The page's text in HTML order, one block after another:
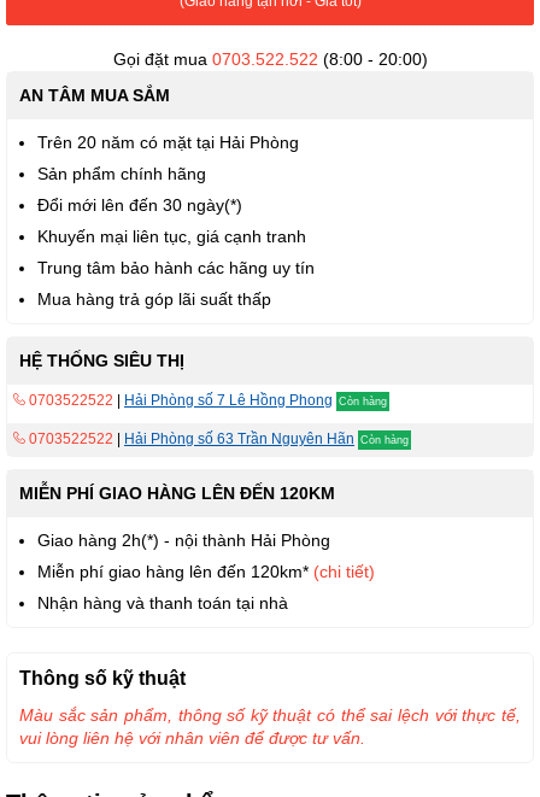
Gọi đặt mua 0703.522.522 (8:00 - 20:00)
AN TÂM MUA SẮM
Trên 20 năm có mặt tại Hải Phòng
Sản phẩm chính hãng
Đổi mới lên đến 30 ngày(*)
Khuyến mại liên tục, giá cạnh tranh
Trung tâm bảo hành các hãng uy tín
Mua hàng trả góp lãi suất thấp
HỆ THỐNG SIÊU THỊ
0703522522 Hải Phòng số 7 Lê Hồng Phong Còn hàng
0703522522 Hải Phòng số 63 Trần Nguyên Hãn Còn hàng
MIỄN PHÍ GIAO HÀNG LÊN ĐẾN 120KM
Giao hàng 2h(*) - nội thành Hải Phòng
Miễn phí giao hàng lên đến 120km* (chi tiết)
Nhận hàng và thanh toán tại nhà
Thông số kỹ thuật
Màu sắc sản phẩm, thông số kỹ thuật có thể sai lệch với thực tế,
vui lòng liên hệ với nhân viên để được tư vấn.